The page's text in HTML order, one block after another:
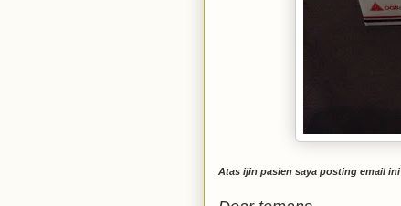
Atas ijin pasien saya posting email ini